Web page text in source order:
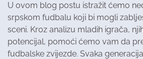
U ovom blog postu istražit ćemo
srpskom fudbalu koji bi mogli
sceni. Kroz analizu mladih igrača,
potencijal, pomoći ćemo vam da
fudbalske zvijezde. Svaka